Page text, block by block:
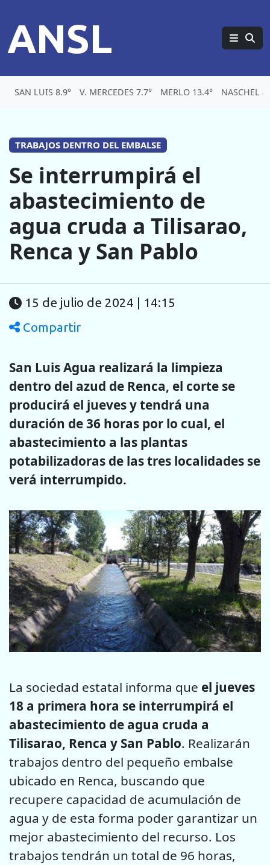
ANSL
SAN LUIS 8.9° V. MERCEDES 7.7° MERLO 13.4° NASCHEL
TRABAJOS DENTRO DEL EMBALSE
Se interrumpirá el
abastecimiento de
agua cruda a Tilisarao,
Renca y San Pablo
15 de julio de 2024 | 14:15
Compartir
San Luis Agua realizará la limpieza
dentro del azud de Renca, el corte se
producirá el jueves y tendrá una
duración de 36 horas por lo cual, el
abastecimiento a las plantas
potabilizadoras de las tres localidades se
verá interrumpido.
La sociedad estatal informa que el jueves
18 a primera hora se interrumpirá el
abastecimiento de agua cruda a
Tilisarao, Renca y San Pablo. Realizarán
trabajos dentro del pequeño embalse
ubicado en Renca, buscando que
recupere capacidad de acumulación de
agua y de esta forma poder garantizar un
mejor abastecimiento del recurso. Los
trabajos tendrán un total de 96 horas,